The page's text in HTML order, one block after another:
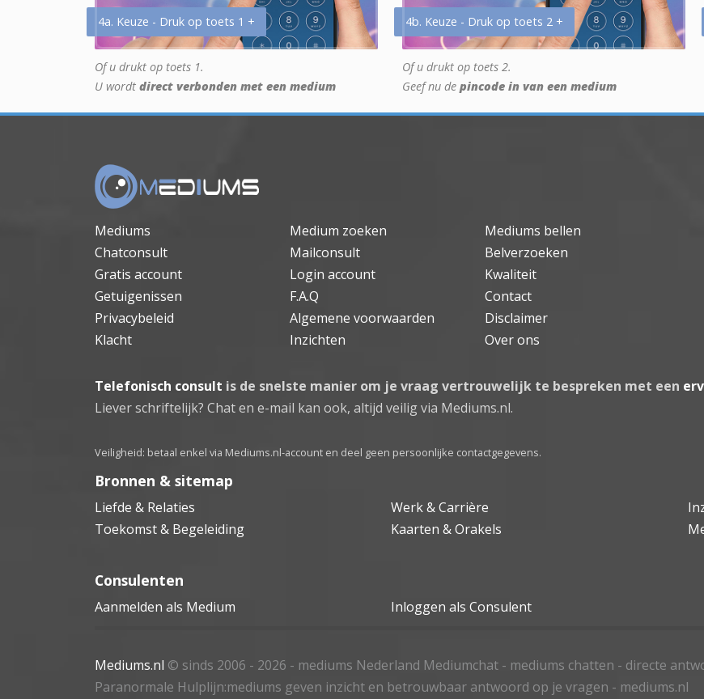
4a. Keuze - Druk op toets 1 +
Of u drukt op toets 1.
U wordt direct verbonden met een medium
4b. Keuze - Druk op toets 2 +
Of u drukt op toets 2.
Geef nu de pincode in van een medium
Mediums Medium zoeken
Mediums bellen
Chatconsult
Mailconsult
Belverzoeken
Gratis account
Login account
Kwaliteit
Getuigenissen
F.A.Q
Contact
Privacybeleid
Algemene voorwaarden
Disclaimer
Klacht
Inzichten Over ons
Telefonisch consult is de snelste manier om je vraag vertrouwelijk te bespreken met een
Liever schriftelijk? Chat en e-mail kan ook, altijd veilig via Mediums.nl.
Veiligheid: betaal enkel via Mediums.nl-account en deel geen persoonlijke contactgegevens.
Bronnen & sitemap
Liefde & Relaties Werk & Carrière
Toekomst & Begeleiding
Kaarten & Orakels
Consulenten
Aanmelden als Medium Inloggen als Consulent
Mediums.nl © sinds 2006 - 2026 - mediums Nederland Mediumchat - mediums chatten - directe
Paranormale Hulplijn:mediums geven inzicht en betrouwbaar antwoord op je vragen - mediums.nl